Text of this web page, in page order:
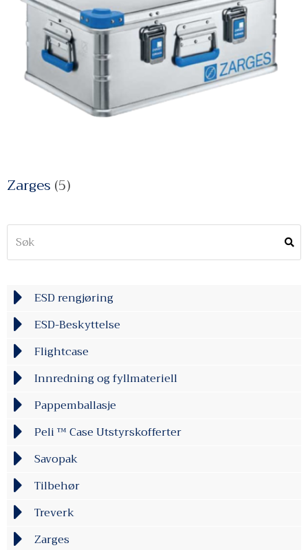
Zarges (5)
ESD rengjøring
ESD-Beskyttelse
Flightcase
Innredning og fyllmateriell
Pappemballasje
Peli ™ Case Utstyrskofferter
Savopak
Tilbehør
Treverk
Zarges